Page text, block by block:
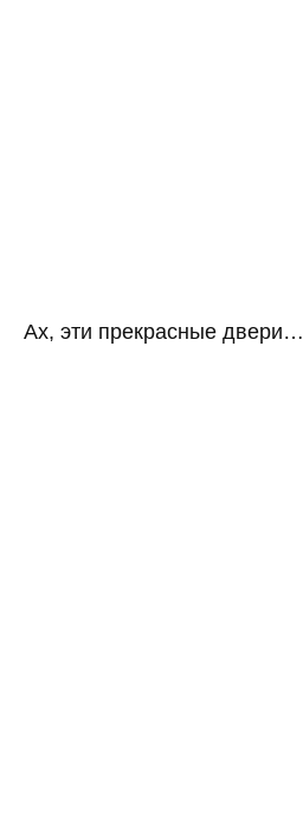
Ах, эти прекрасные двери…